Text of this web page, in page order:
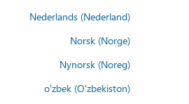
Nederlands (Nederland)
Norsk (Norge)
Nynorsk (Noreg)
o'zbek (O'zbekiston)